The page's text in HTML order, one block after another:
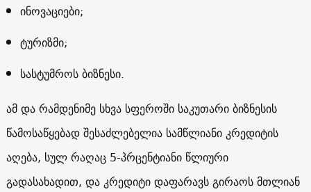
ინოვაციები;
ტურიზმი;
სასტუმროს ბიზნესი.
ამ და რამდენიმე სხვა სფეროში საკუთარი ბიზნესის
წამოსაწყებად შესაძლებელია სამწლიანი კრედიტის
აღება, სულ რაღაც 5-პრცენტიანი წლიური
გადასახადით, და კრედიტი დაფარავს გირაოს მთლიან